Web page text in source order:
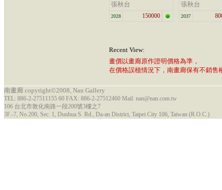
張秋台
2028 150000
張秋台
2037
Recent View:
畫價以畫廊原作證明價格為準，
在價格誤植情況下，南畫廊保有不銷售
南畫廊 copyright©2008, Nan Gallery
TEL: 886-2-27511155 60 FAX: 886-2-27512460 Mail: nan@nan.com.tw
106 台北市敦化南路一段200號3樓之7
3F.-7, No.200, Sec. 1, Dunhua S. Rd., Da-an District, Taipei City 106, Taiwan (R.O.C.)